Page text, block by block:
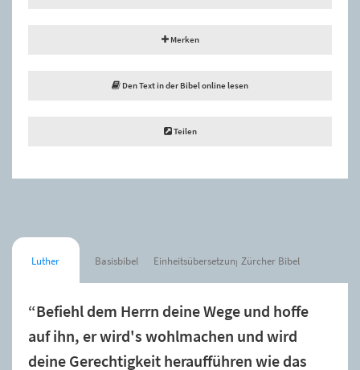
Merken
Den Text in der Bibel online lesen
Teilen
Luther Basisbibel Einheitsübersetzung Zürcher Bibel
“Befiehl dem Herrn deine Wege und hoffe
auf ihn, er wird's wohlmachen und wird
deine Gerechtigkeit heraufführen wie das